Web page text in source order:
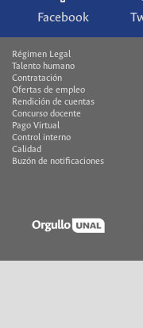
Facebook
Régimen Legal
Talento humano
Contratación
Ofertas de empleo
Rendición de cuentas
Concurso docente
Pago Virtual
Control interno
Calidad
Buzón de notificaciones